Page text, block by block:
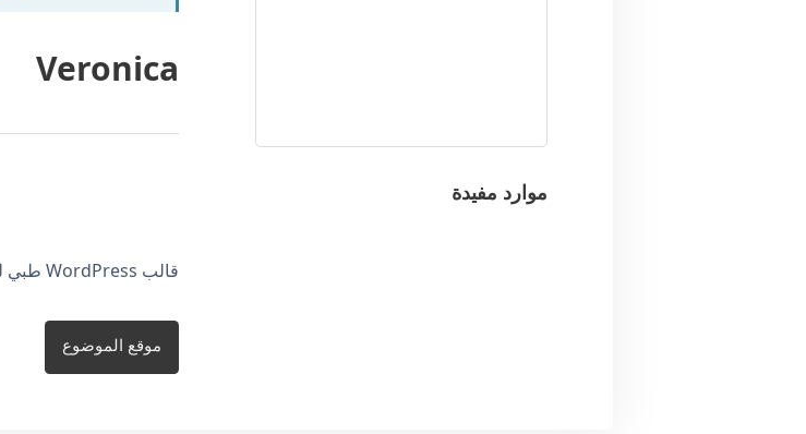
موارد مفيدة
Veronica
قالب WordPress طبي للعلاج الطبيعي.
موقع الموضوع